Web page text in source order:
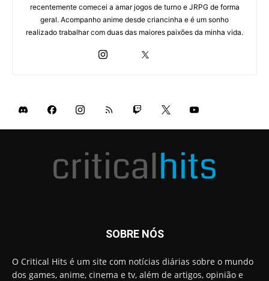
recentemente comecei a amar jogos de turno e JRPG de forma
geral. Acompanho anime desde criancinha e é um sonho
realizado trabalhar com duas das maiores paixões da minha vida.
SOBRE NÓS
O Critical Hits é um site com notícias diárias sobre o mundo
dos games, anime, cinema e tv, além de artigos, opinião e